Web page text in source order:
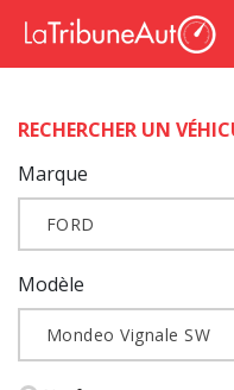
RECHERCHER UN
Marque
FORD
Modèle
Mondeo Vignale SW